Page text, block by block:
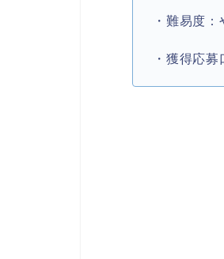
・難易度：
・獲得応